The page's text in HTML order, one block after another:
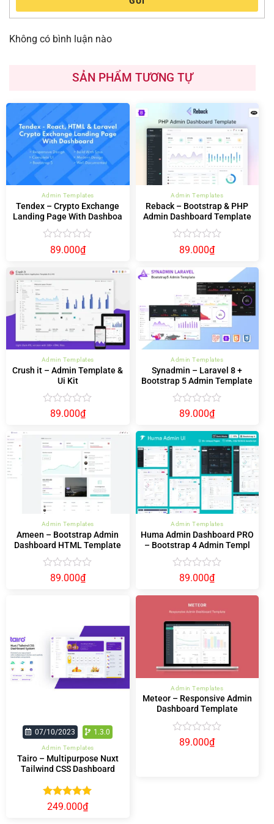
Không có bình luận nào
SẢN PHẨM TƯƠNG TỰ
Admin Templates
Tendex – Crypto Exchange
Landing Page With Dashboa
Được
0
5
sao
89.000₫
Admin Templates
Reback – Bootstrap & PHP
Admin Dashboard Template
Được
hạng
0
sao
89.000₫
Admin Templates
Crush it – Admin Template &
Ui Kit
Được
0
5
sao
89.000₫
Admin Templates
Synadmin – Laravel 8 +
Bootstrap 5 Admin Template
Được
hạng
0
5
sao
89.000₫
Admin Templates
Ameen – Bootstrap Admin
Dashboard HTML Template
Được
89.000₫
Admin Templates
Huma Admin Dashboard PRO
– Bootstrap 4 Admin Templ
Được
hạng
5
sao
89.000₫
07/10/2023 1.3.0
Admin Templates
Tairo – Multipurpose Nuxt
Tailwind CSS Dashboard
Được xếp
5.00
249.000₫
Admin Templates
Meteor – Responsive Admin
Dashboard Template
Được
89.000₫